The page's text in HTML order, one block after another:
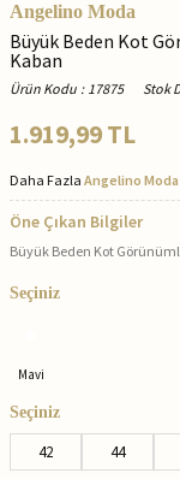
Angelino Moda
Büyük Beden Kot
Kaban
Ürün Kodu : 17875 Stok
1.919,99TL
Daha Fazla Angelino Moda
Öne Çıkan Bilgiler
Büyük Beden Kot
Seçiniz
Mavi
Seçiniz
42 44